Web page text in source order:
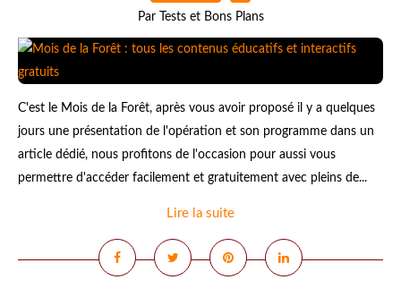
Par Tests et Bons Plans
C'est le Mois de la Forêt, après vous avoir proposé il y a quelques
jours une présentation de l'opération et son programme dans un
article dédié, nous profitons de l'occasion pour aussi vous
permettre d'accéder facilement et gratuitement avec pleins de...
Lire la suite